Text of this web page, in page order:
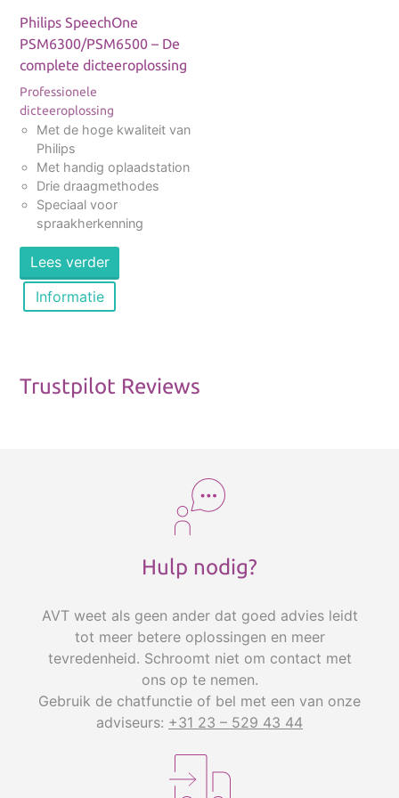
Philips SpeechOne
PSM6300/PSM6500 – De
complete dicteeroplossing
Professionele
dicteeroplossing
Met de hoge kwaliteit van
Philips
Met handig oplaadstation
Drie draagmethodes
Speciaal voor
spraakherkenning
Lees verder
Informatie
Trustpilot Reviews
Hulp nodig?
AVT weet als geen ander dat goed advies leidt
tot meer betere oplossingen en meer
tevredenheid. Schroomt niet om contact met
ons op te nemen.
Gebruik de chatfunctie of bel met een van onze
adviseurs: +31 23 – 529 43 44